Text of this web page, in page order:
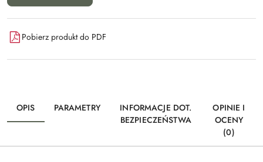
Pobierz produkt do PDF
OPIS PARAMETRY
INFORMACJE DOT.
BEZPIECZEŃSTWA
OPINIE I
OCENY
(0)